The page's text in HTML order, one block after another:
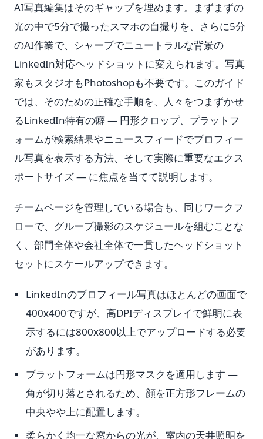
AI写真編集はそのギャップを埋めます。まずまずの
光の中で5分で撮ったスマホの自撮りを、さらに5分
のAI作業で、シャープでニュートラルな背景の
LinkedIn対応ヘッドショットに変えられます。写真
家もスタジオもPhotoshopも不要です。このガイド
では、そのための正確な手順を、人々をつまずかせ
るLinkedIn特有の癖 — 円形クロップ、プラットフ
ォームが検索結果やニュースフィードでプロフィー
ル写真を表示する方法、そして実際に重要なエクス
ポートサイズ — に焦点を当てて説明します。
チームページを管理している場合も、同じワークフ
ローで、グループ撮影のスケジュールを組むことな
く、部門全体や会社全体で一貫したヘッドショット
セットにスケールアップできます。
LinkedInのプロフィール写真はほとんどの画面で
400x400ですが、高DPIディスプレイで鮮明に表
示するには800x800以上でアップロードする必要
があります。
プラットフォームは円形マスクを適用します —
角が切り落とされるため、顔を正方形フレームの
中央やや上に配置します。
柔らかく均一な窓からの光が、室内の天井照明を